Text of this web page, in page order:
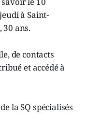
à Saint-
30 ans.
de contacts
et accédé à
la SQ spécialisés